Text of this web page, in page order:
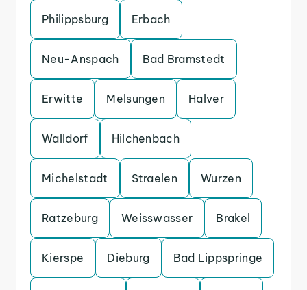
Philippsburg Erbach
Neu-Anspach Bad Bramstedt
Erwitte Melsungen Halver
Walldorf Hilchenbach
Michelstadt Straelen Wurzen
Ratzeburg Weisswasser Brakel
Kierspe Dieburg Bad Lippspringe